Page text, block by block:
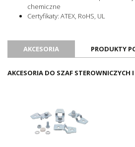
chemiczne
Certyfikaty: ATEX, RoHS, UL
AKCESORIA PRODUKTY
AKCESORIA DO SZAF STEROWNICZYCH